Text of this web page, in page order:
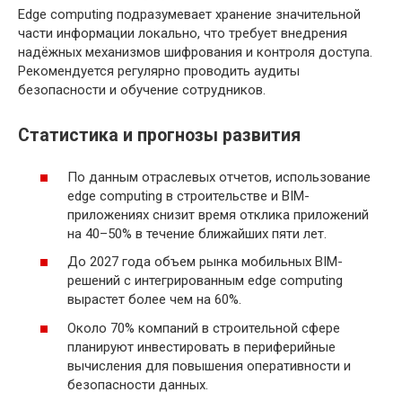
Edge computing подразумевает хранение значительной
части информации локально, что требует внедрения
надёжных механизмов шифрования и контроля доступа.
Рекомендуется регулярно проводить аудиты
безопасности и обучение сотрудников.
Статистика и прогнозы развития
По данным отраслевых отчетов, использование
edge computing в строительстве и BIM-
приложениях снизит время отклика приложений
на 40–50% в течение ближайших пяти лет.
До 2027 года объем рынка мобильных BIM-
решений с интегрированным edge computing
вырастет более чем на 60%.
Около 70% компаний в строительной сфере
планируют инвестировать в периферийные
вычисления для повышения оперативности и
безопасности данных.